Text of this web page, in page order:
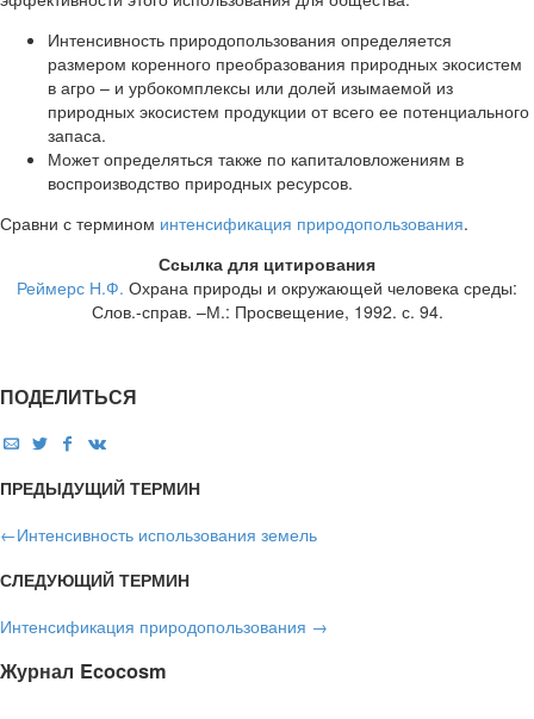
Интенсивность природопользования определяется
размером коренного преобразования природных экосистем
в агро – и урбокомплексы или долей изымаемой из
природных экосистем продукции от всего ее потенциального
запаса.
Может определяться также по капиталовложениям в
воспроизводство природных ресурсов.
Сравни с термином интенсификация природопользования.
Ссылка для цитирования
Реймерс Н.Ф. Охрана природы и окружающей человека среды:
Слов.-справ. –М.: Просвещение, 1992. с. 94.
ПОДЕЛИТЬСЯ
ПРЕДЫДУЩИЙ ТЕРМИН
←Интенсивность использования земель
СЛЕДУЮЩИЙ ТЕРМИН
Интенсификация природопользования →
Журнал Ecocosm